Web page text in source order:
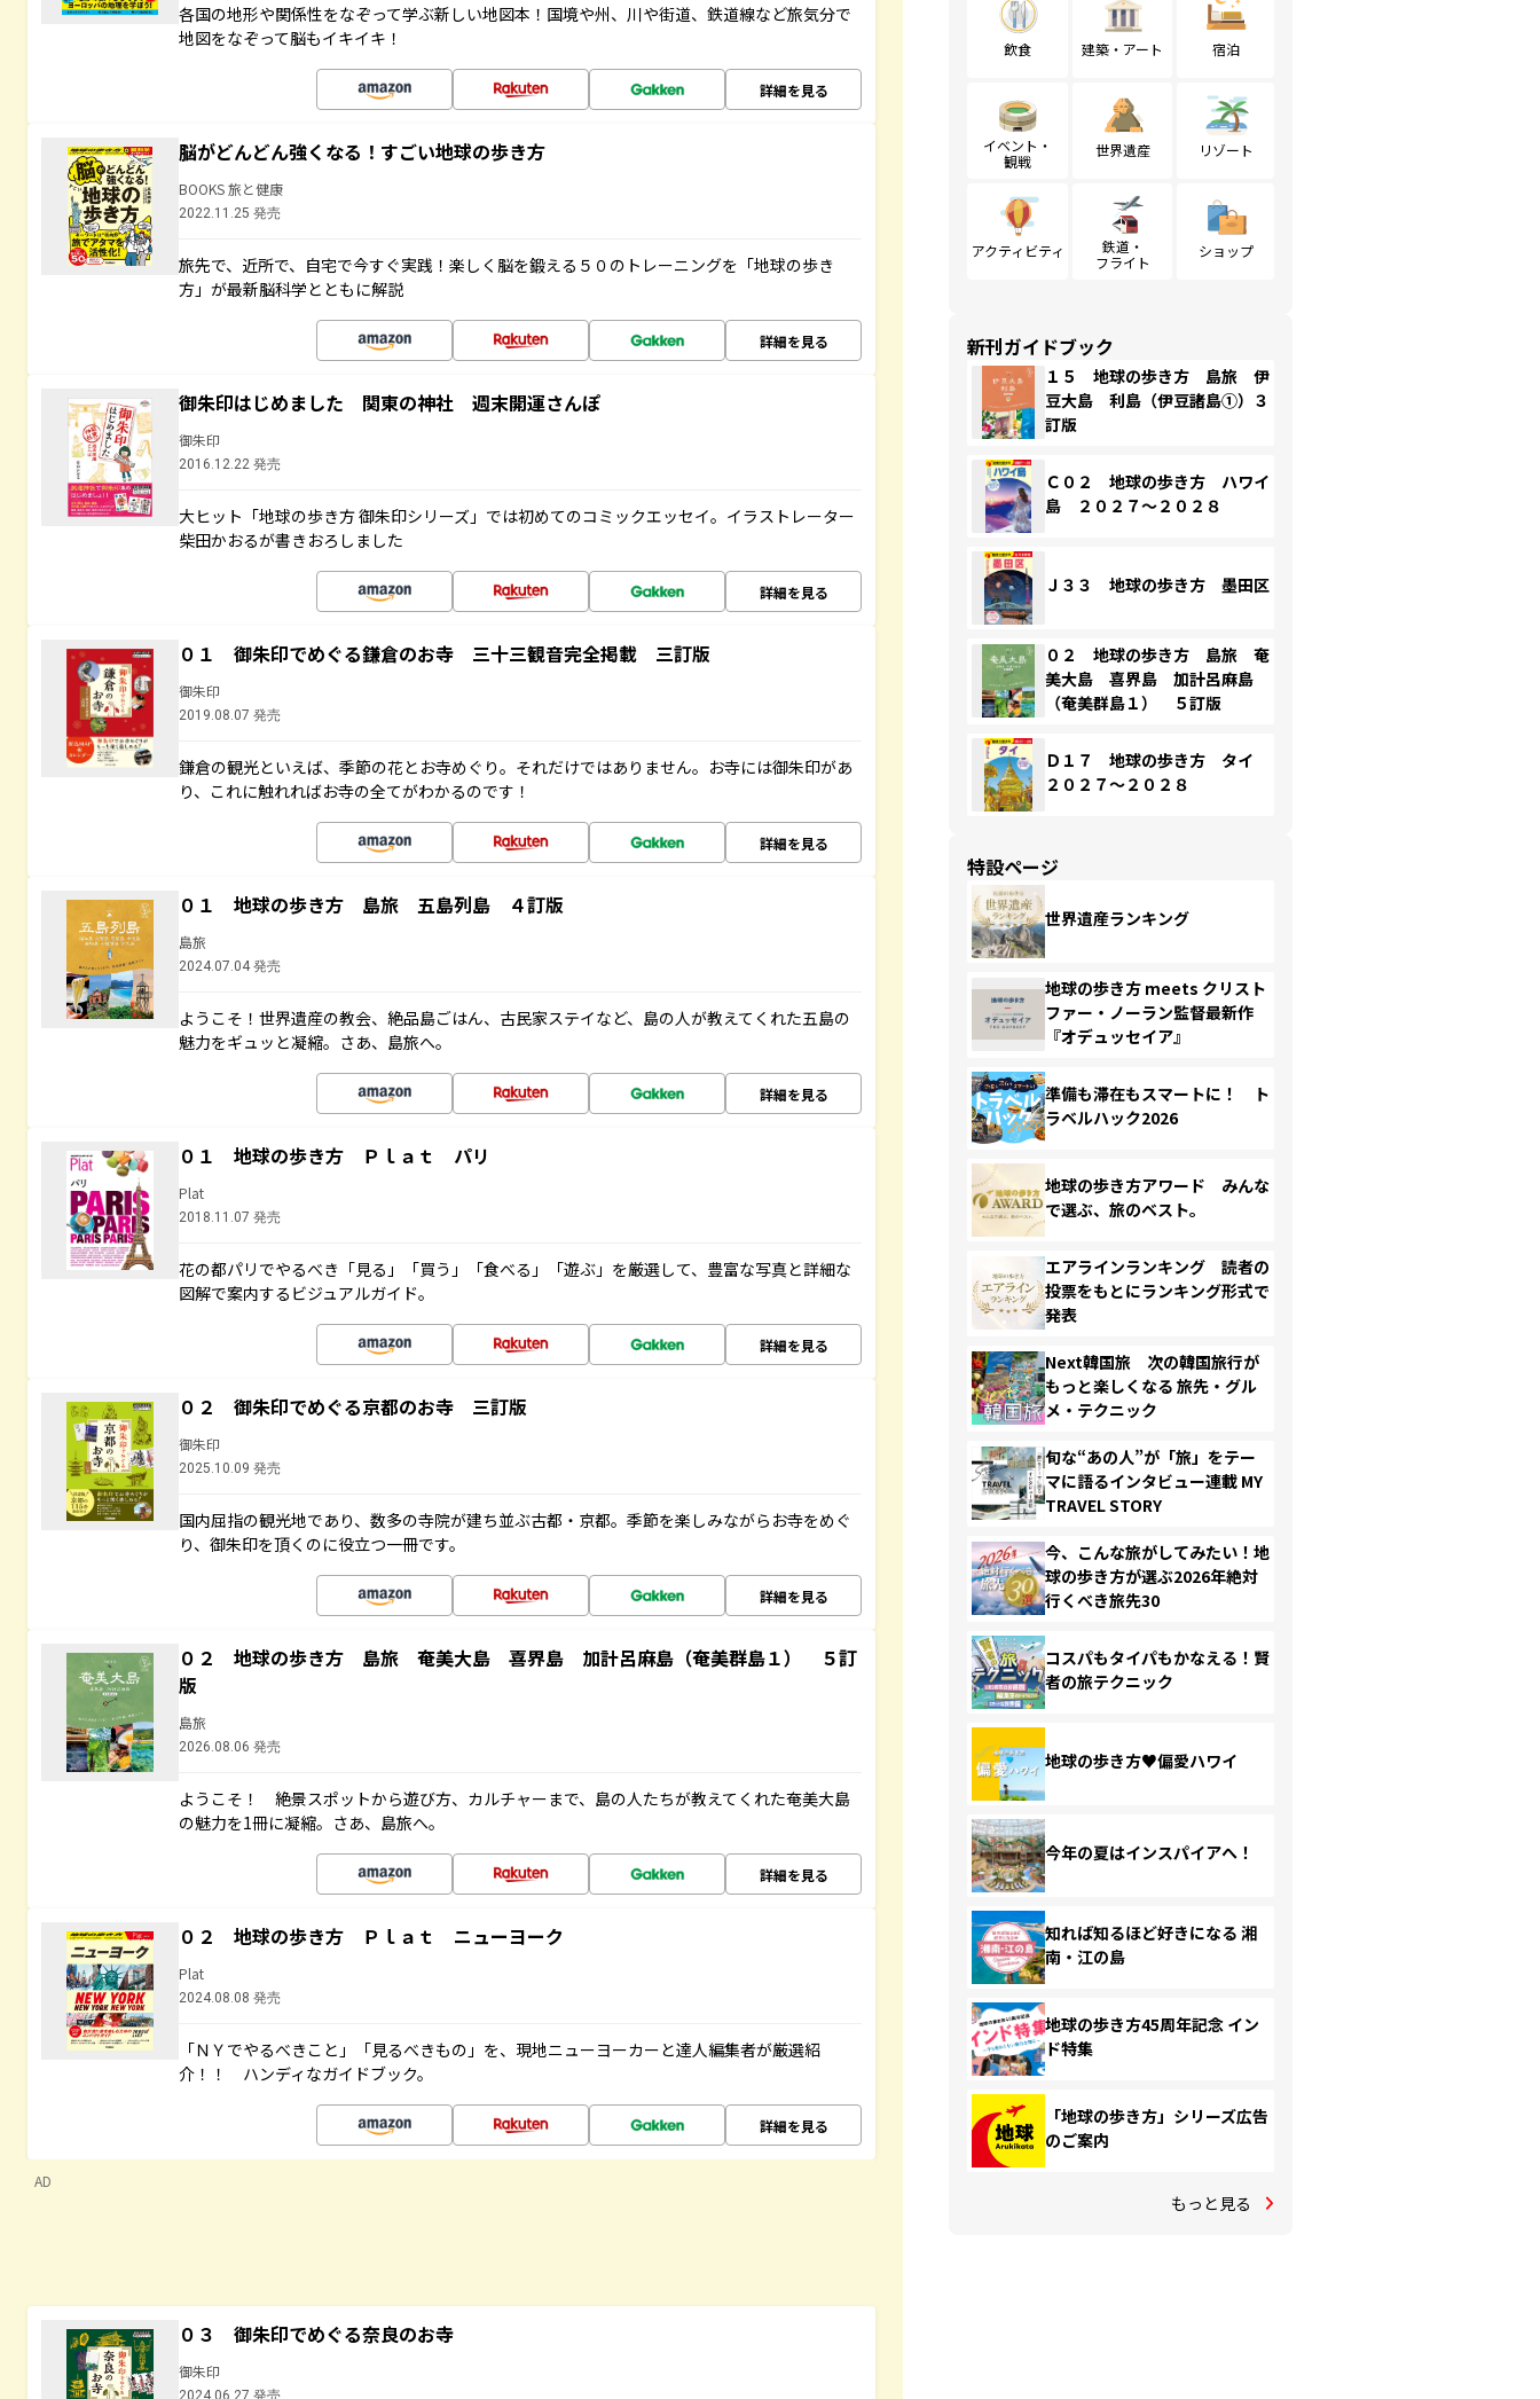
各国の地形や関係性をなぞって学ぶ新しい地図本！国境や州、川や街道、鉄道線など旅気分で
地図をなぞって脳もイキイキ！
詳細を見る
脳がどんどん強くなる！すごい地球の歩き方
BOOKS 旅と健康
2022.11.25 発売
旅先で、近所で、自宅で今すぐ実践！楽しく脳を鍛える５０のトレーニングを「地球の歩き
方」が最新脳科学とともに解説
詳細を見る
御朱印はじめました 関東の神社 週末開運さんぽ
御朱印
2016.12.22 発売
大ヒット「地球の歩き方 御朱印シリーズ」では初めてのコミックエッセイ。イラストレーター
柴田かおるが書きおろしました
詳細を見る
０１ 御朱印でめぐる鎌倉のお寺 三十三観音完全掲載 三訂版
御朱印
2019.08.07 発売
鎌倉の観光といえば、季節の花とお寺めぐり。それだけではありません。お寺には御朱印があ
り、これに触れればお寺の全てがわかるのです！
詳細を見る
０１ 地球の歩き方 島旅 五島列島 ４訂版
島旅
2024.07.04 発売
ようこそ！世界遺産の教会、絶品島ごはん、古民家ステイなど、島の人が教えてくれた五島の
魅力をギュッと凝縮。さあ、島旅へ。
詳細を見る
０１ 地球の歩き方 Ｐｌａｔ パリ
Plat
2018.11.07 発売
花の都パリでやるべき「見る」「買う」「食べる」「遊ぶ」を厳選して、豊富な写真と詳細な
図解で案内するビジュアルガイド。
詳細を見る
０２ 御朱印でめぐる京都のお寺 三訂版
御朱印
2025.10.09 発売
国内屈指の観光地であり、数多の寺院が建ち並ぶ古都・京都。季節を楽しみながらお寺をめぐ
り、御朱印を頂くのに役立つ一冊です。
詳細を見る
０２ 地球の歩き方 島旅 奄美大島 喜界島 加計呂麻島（奄美群島１） ５訂
版
島旅
2026.08.06 発売
ようこそ！ 絶景スポットから遊び方、カルチャーまで、島の人たちが教えてくれた奄美大島
の魅力を1冊に凝縮。さあ、島旅へ。
詳細を見る
０２ 地球の歩き方 Ｐｌａｔ ニューヨーク
Plat
2024.08.08 発売
「ＮＹでやるべきこと」「見るべきもの」を、現地ニューヨーカーと達人編集者が厳選紹
介！！ ハンディなガイドブック。
詳細を見る
AD
０３ 御朱印でめぐる奈良のお寺
御朱印
2024.06.27 発売
飲食 建築・アート 宿泊
イベント・
観戦
世界遺産 リゾート
アクティビティ
鉄道・
フライト
ショップ
新刊ガイドブック
１５ 地球の歩き方 島旅 伊
豆大島 利島（伊豆諸島①）３
訂版
Ｃ０２ 地球の歩き方 ハワイ
島 ２０２７～２０２８
Ｊ３３ 地球の歩き方 墨田区
０２ 地球の歩き方 島旅 奄
美大島 喜界島 加計呂麻島
（奄美群島１） ５訂版
Ｄ１７ 地球の歩き方 タイ
２０２７～２０２８
特設ページ
世界遺産ランキング
地球の歩き方 meets クリスト
ファー・ノーラン監督最新作
『オデュッセイア』
準備も滞在もスマートに！ ト
ラベルハック2026
地球の歩き方アワード みんな
で選ぶ、旅のベスト。
エアラインランキング 読者の
投票をもとにランキング形式で
発表
Next韓国旅 次の韓国旅行が
もっと楽しくなる 旅先・グル
メ・テクニック
旬な“あの人”が「旅」をテー
マに語るインタビュー連載 MY
TRAVEL STORY
今、こんな旅がしてみたい！地
球の歩き方が選ぶ2026年絶対
行くべき旅先30
コスパもタイパもかなえる！賢
者の旅テクニック
地球の歩き方♥偏愛ハワイ
今年の夏はインスパイアへ！
知れば知るほど好きになる 湘
南・江の島
地球の歩き方45周年記念 イン
ド特集
「地球の歩き方」シリーズ広告
のご案内
もっと見る